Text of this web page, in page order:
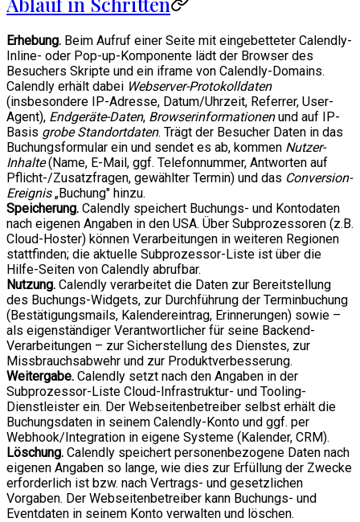
Erhebung. Beim Aufruf einer Seite mit eingebetteter Calendly-
Inline- oder Pop-up-Komponente lädt der Browser des
Besuchers Skripte und ein iframe von Calendly-Domains.
Calendly erhält dabei Webserver-Protokolldaten
(insbesondere IP-Adresse, Datum/Uhrzeit, Referrer, User-
Agent), Endgeräte-Daten, Browserinformationenund auf IP-
Basis grobe Standortdaten. Trägt der Besucher Daten in das
Buchungsformular ein und sendet es ab, kommen Nutzer-
Inhalte(Name, E-Mail, ggf. Telefonnummer, Antworten auf
Pflicht-/Zusatzfragen, gewählter Termin) und das Conversion-
Ereignis„Buchung" hinzu.
Speicherung. Calendly speichert Buchungs- und Kontodaten
nach eigenen Angaben in den USA. Über Subprozessoren (z.B.
Cloud-Hoster) können Verarbeitungen in weiteren Regionen
stattfinden; die aktuelle Subprozessor-Liste ist über die
Hilfe-Seiten von Calendly abrufbar.
Nutzung. Calendly verarbeitet die Daten zur Bereitstellung
des Buchungs-Widgets, zur Durchführung der Terminbuchung
(Bestätigungsmails, Kalendereintrag, Erinnerungen) sowie –
als eigenständiger Verantwortlicher für seine Backend-
Verarbeitungen – zur Sicherstellung des Dienstes, zur
Missbrauchsabwehr und zur Produktverbesserung.
Weitergabe. Calendly setzt nach den Angaben in der
Subprozessor-Liste Cloud-Infrastruktur- und Tooling-
Dienstleister ein. Der Webseitenbetreiber selbst erhält die
Buchungsdaten in seinem Calendly-Konto und ggf. per
Webhook/Integration in eigene Systeme (Kalender, CRM).
Löschung. Calendly speichert personenbezogene Daten nach
eigenen Angaben so lange, wie dies zur Erfüllung der Zwecke
erforderlich ist bzw. nach Vertrags- und gesetzlichen
Vorgaben. Der Webseitenbetreiber kann Buchungs- und
Eventdaten in seinem Konto verwalten und löschen.